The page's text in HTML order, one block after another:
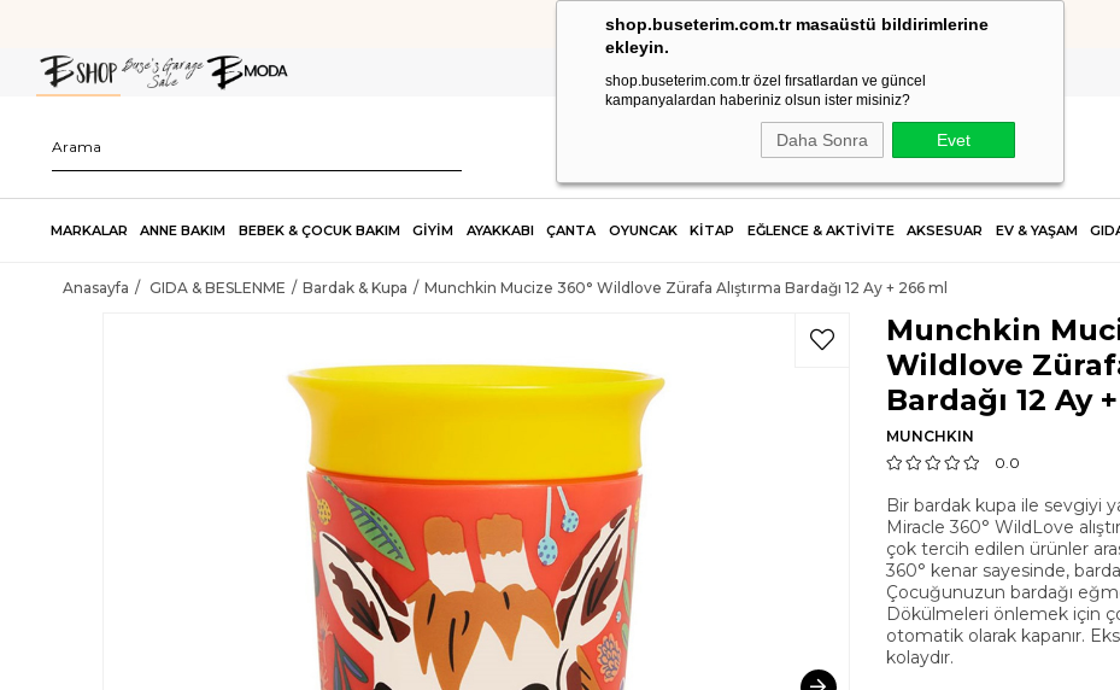
shop.buseterim.com.tr masaüstü bildirimlerine
ekleyin.
shop.buseterim.com.tr özel fırsatlardan ve güncel
kampanyalardan haberiniz olsun ister misiniz?
Daha Sonra Evet
HIZLI KARGO
MARKALAR ANNE BAKIM BEBEK & ÇOCUK BAKIM GİYİM AYAKKABI ÇANTA OYUNCAK KİTAP EĞLENCE & AKTİVİTE AKSESUAR EV & YAŞAM
Anasayfa GIDA & BESLENME Bardak & Kupa Munchkin Mucize 360° Wildlove Zürafa Alıştırma Bardağı 12 Ay + 266 ml
Munchkin
Wildlove
Bardağı 12 Ay
MUNCHKIN
0.0
Bir bardak kupa ile sevgiyi
Miracle 360° WildLove
çok tercih edilen ürünler
360° kenar sayesinde,
Çocuğunuzun bardağı
Dökülmeleri önlemek için
otomatik olarak kapanır.
kolaydır.